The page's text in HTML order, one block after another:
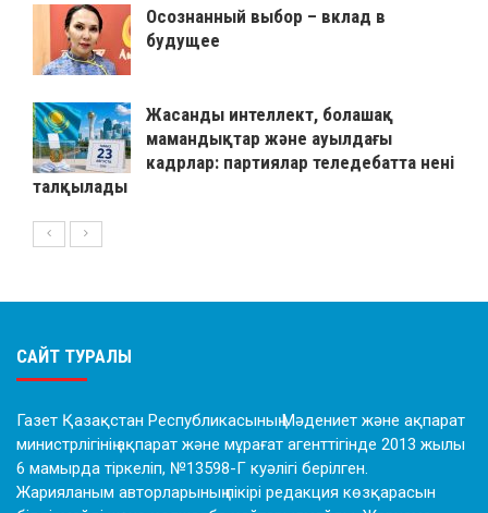
Осознанный выбор – вклад в
будущее
Жасанды интеллект, болашақ
мамандықтар және ауылдағы
кадрлар: партиялар теледебатта нені
талқылады
САЙТ ТУРАЛЫ
Газет Қазақстан Республикасының Мәдениет және ақпарат
министрлігінің ақпарат және мұрағат агенттігінде 2013 жылы
6 мамырда тіркеліп, №13598-Г куәлігі берілген.
Жарияланым авторларының пікірі редакция көзқарасын